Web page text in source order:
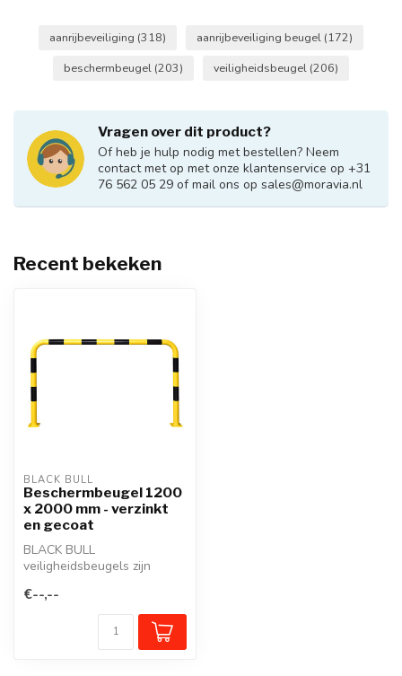
aanrijbeveiliging (318) aanrijbeveiliging beugel (172)
beschermbeugel (203) veiligheidsbeugel (206)
Vragen over dit product?
Of heb je hulp nodig met bestellen? Neem
contact met op met onze klantenservice op +31
76 562 05 29 of mail ons op sales@moravia.nl
Recent bekeken
BLACK BULL
Beschermbeugel 1200
x 2000 mm - verzinkt
en gecoat
BLACK BULL
veiligheidsbeugels zijn
beschermbeugels.
Thermisch v...
€--,--